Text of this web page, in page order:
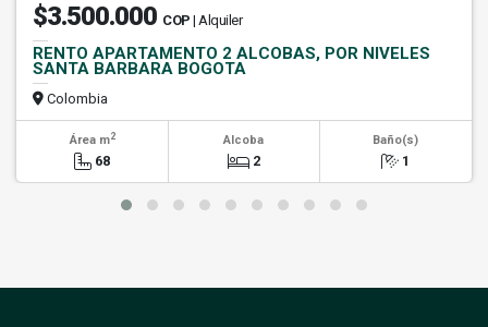
$3.500.000 COP | Alquiler
RENTO APARTAMENTO 2 ALCOBAS, POR NIVELES
SANTA BARBARA BOGOTA
Colombia
Área m2
68
Alcoba
2
Baño(s)
1